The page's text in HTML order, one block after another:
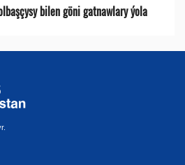
bilen göni gatnawlary ýola